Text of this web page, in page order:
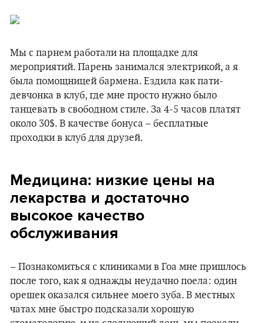
Мы с парнем работали на площадке для
мероприятий. Парень занимался электрикой, а я
была помощницей бармена. Ездила как пати-
девчонка в клуб, где мне просто нужно было
танцевать в свободном стиле. За 4-5 часов платят
около 30$. В качестве бонуса – бесплатные
проходки в клуб для друзей.
Медицина: низкие цены на
лекарства и достаточно
высокое качество
обслуживания
– Познакомиться с клиниками в Гоа мне пришлось
после того, как я однажды неудачно поела: один
орешек оказался сильнее моего зуба. В местных
чатах мне быстро подсказали хорошую